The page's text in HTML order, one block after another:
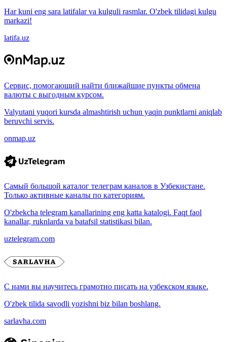
Har kuni eng sara latifalar va kulguli rasmlar. O'zbek tilidagi kulgu
markazi!
latifa.uz
Сервис, помогающий найти ближайшие пункты обмена
валюты с выгодным курсом.
Valyutani yuqori kursda almashtirish uchun yaqin punktlarni aniqlab
beruvchi servis.
onmap.uz
Самый большой каталог телеграм каналов в Узбекистане.
Только активные каналы по категориям.
O'zbekcha telegram kanallarining eng katta katalogi. Faqt faol
kanallar, ruknlarda va batafsil statistikasi bilan.
uztelegram.com
С нами вы научитесь грамотно писать на узбекском языке.
O'zbek tilida savodli yozishni biz bilan boshlang.
sarlavha.com